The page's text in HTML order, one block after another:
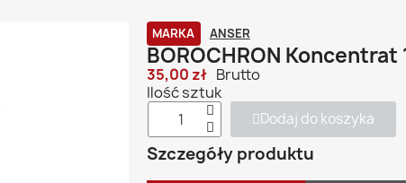
MARKA ANSER
BOROCHRON Koncentrat
35,00 zł Brutto
Ilość sztuk
Dodaj do koszyka
Szczegóły produktu